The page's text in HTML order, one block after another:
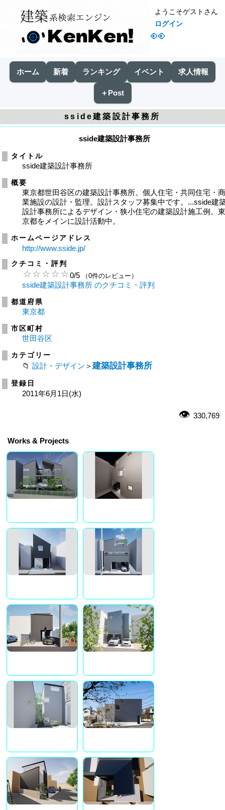
👀
ようこそゲストさん
ログイン
ホーム 新着 ランキング イベント 求人情報
＋Post
sside建築設計事務所
sside建築設計事務所
タイトル
sside建築設計事務所
概要
東京都世田谷区の建築設計事務所。個人住宅・共同住宅・
業施設の設計・監理。設計スタッフ募集中です。...sside建
設計事務所によるデザイン・狭小住宅の建築設計施工例。
京都をメインに設計活動中。
ホームページアドレス
http://www.sside.jp/
クチコミ・評判
0/5 （0件のレビュー）
sside建築設計事務所 のクチコミ・評判
都道府県
東京都
市区町村
世田谷区
カテゴリー
設計・デザイン ＞ 建築設計事務所
登録日
2011年6月1日(水)
330,769
Works & Projects